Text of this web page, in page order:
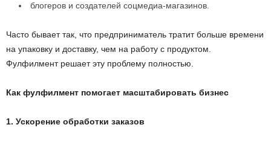
блогеров и создателей соцмедиа-магазинов.
Часто бывает так, что предприниматель тратит больше времени
на упаковку и доставку, чем на работу с продуктом.
Фулфилмент решает эту проблему полностью.
Как фулфилмент помогает масштабировать бизнес
1. Ускорение обработки заказов